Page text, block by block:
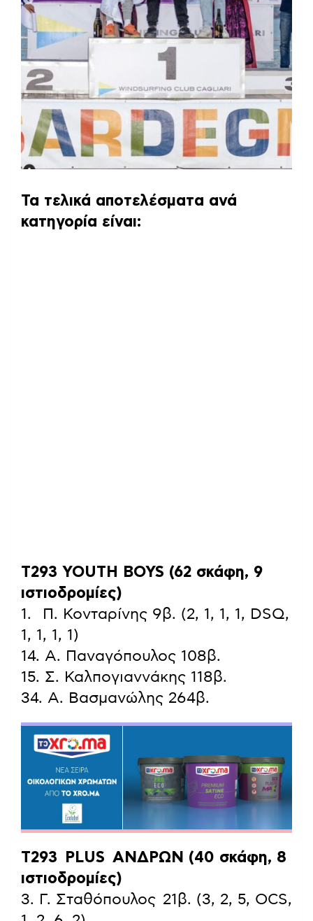
Τα τελικά αποτελέσματα ανά
κατηγορία είναι:
Τ293 YOUTH BOYS (62 σκάφη, 9
ιστιοδρομίες)
1. Π. Κονταρίνης 9β. (2, 1, 1, 1, DSQ,
1, 1, 1, 1)
14. Α. Παναγόπουλος 108β.
15. Σ. Καλπογιαννάκης 118β.
34. Α. Βασμανώλης 264β.
Τ293 PLUS ΑΝΔΡΩΝ (40 σκάφη, 8
ιστιοδρομίες)
3. Γ. Σταθόπουλος 21β. (3, 2, 5, OCS,